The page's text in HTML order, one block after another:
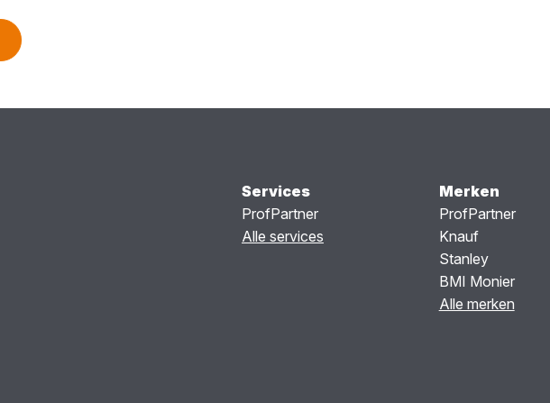
Services
ProfPartner
Alle services
Merken
ProfPartner
Knauf
Stanley
BMI Monier
Alle merken